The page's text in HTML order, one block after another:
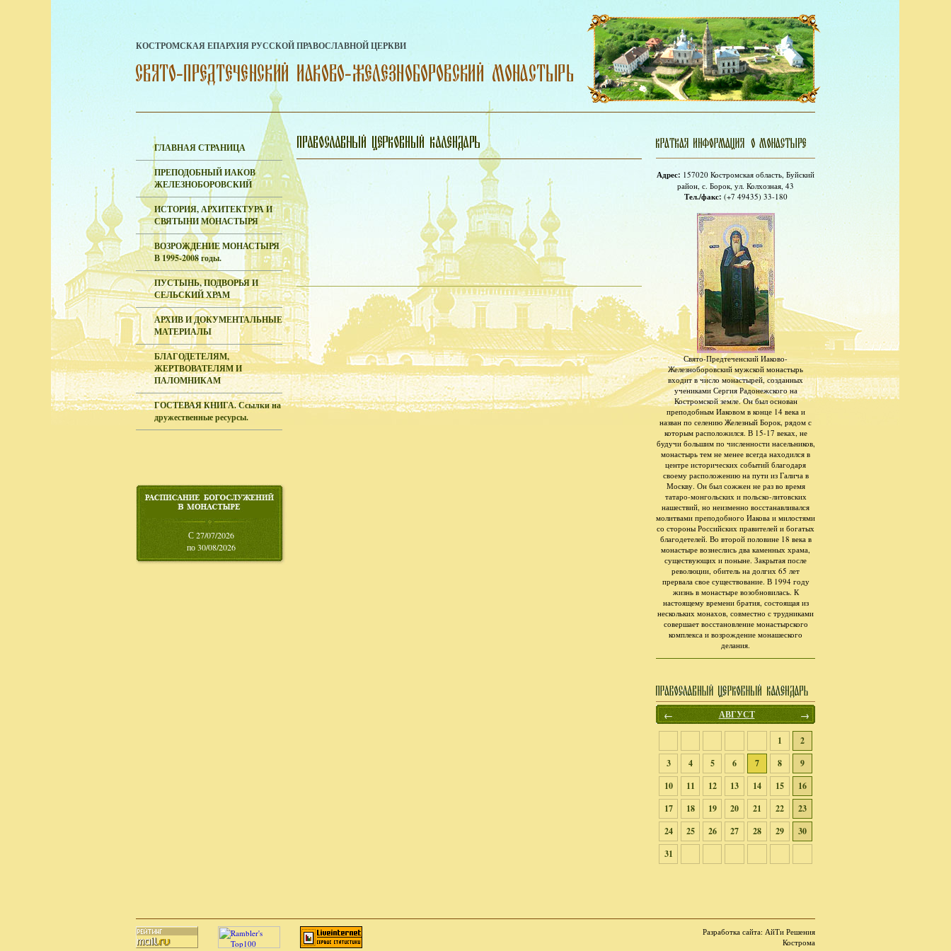
КОСТРОМСКАЯ ЕПАРХИЯ РУССКОЙ ПРАВОСЛАВНОЙ ЦЕРКВИ
ГЛАВНАЯ СТРАНИЦА
ПРЕПОДОБНЫЙ ИАКОВ
ЖЕЛЕЗНОБОРОВСКИЙ
ИСТОРИЯ, АРХИТЕКТУРА И
СВЯТЫНИ МОНАСТЫРЯ
ВОЗРОЖДЕНИЕ МОНАСТЫРЯ
В 1995-2008 годы.
ПУСТЫНЬ, ПОДВОРЬЯ И
СЕЛЬСКИЙ ХРАМ
АРХИВ И ДОКУМЕНТАЛЬНЫЕ
МАТЕРИАЛЫ
БЛАГОДЕТЕЛЯМ,
ЖЕРТВОВАТЕЛЯМ И
ПАЛОМНИКАМ
ГОСТЕВАЯ КНИГА. Ссылки на
дружественные ресурсы.
С 27/07/2026
по 30/08/2026
Адрес: 157020 Костромская область, Буйский
район, с. Борок, ул. Колхозная, 43
Тел./факс: (+7 49435) 33-180
Свято-Предтеченский Иаково-
Железноборовский мужской монастырь
входит в число монастырей, созданных
учениками Сергия Радонежского на
Костромской земле. Он был основан
преподобным Иаковом в конце 14 века и
назван по селению Железный Борок, рядом с
которым расположился. В 15-17 веках, не
будучи большим по численности насельников,
монастырь тем не менее всегда находился в
центре исторических событий благодаря
своему расположению на пути из Галича в
Москву. Он был сожжен не раз во время
татаро-монгольских и польско-литовских
нашествий, но неизменно восстанавливался
молитвами преподобного Иакова и милостями
со стороны Российских правителей и богатых
благодетелей. Во второй половине 18 века в
монастыре вознеслись два каменных храма,
существующих и поныне. Закрытая после
революции, обитель на долгих 65 лет
прервала свое существование. В 1994 году
жизнь в монастыре возобновилась. К
настоящему времени братия, состоящая из
нескольких монахов, совместно с трудниками
совершает восстановление монастырского
комплекса и возрождение монашеского
делания.
← АВГУСТ →
1
2
3
4 5 6 7 8
9
10
11 12 13 14 15
16
17
18 19 20 21 22
23
24
25 26 27 28 29
30
31
Разработка сайта: АйТи Решения
Кострома